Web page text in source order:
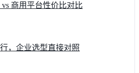
商用平台性价比对比
，企业选型直接对照